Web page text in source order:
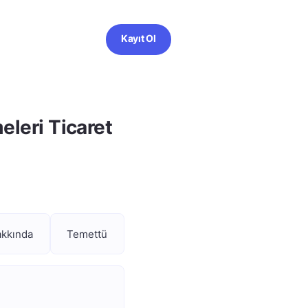
Kayıt Ol
Ticaret
Temettü